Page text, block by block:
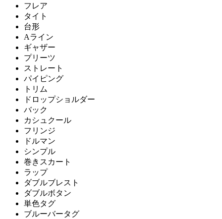
フレア
タイト
台形
Aライン
ギャザー
プリーツ
ストレート
パイピング
トリム
ドロップショルダー
バック
カシュクール
フリンジ
ドルマン
シンプル
巻きスカート
ラップ
ダブルブレスト
ダブルボタン
単色タグ
ブルーバータグ